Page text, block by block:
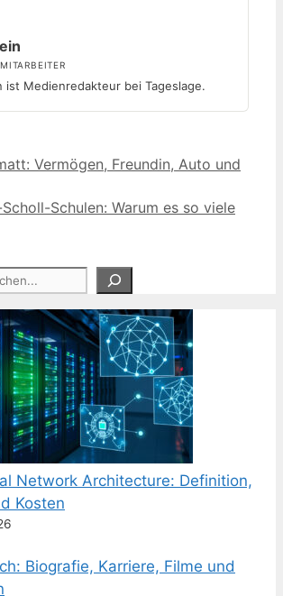
ist Medienredakteur bei Tageslage.
Vermögen, Freundin, Auto und
Schulen: Warum es so viele
Network Architecture: Definition,
Kosten
Biografie, Karriere, Filme und